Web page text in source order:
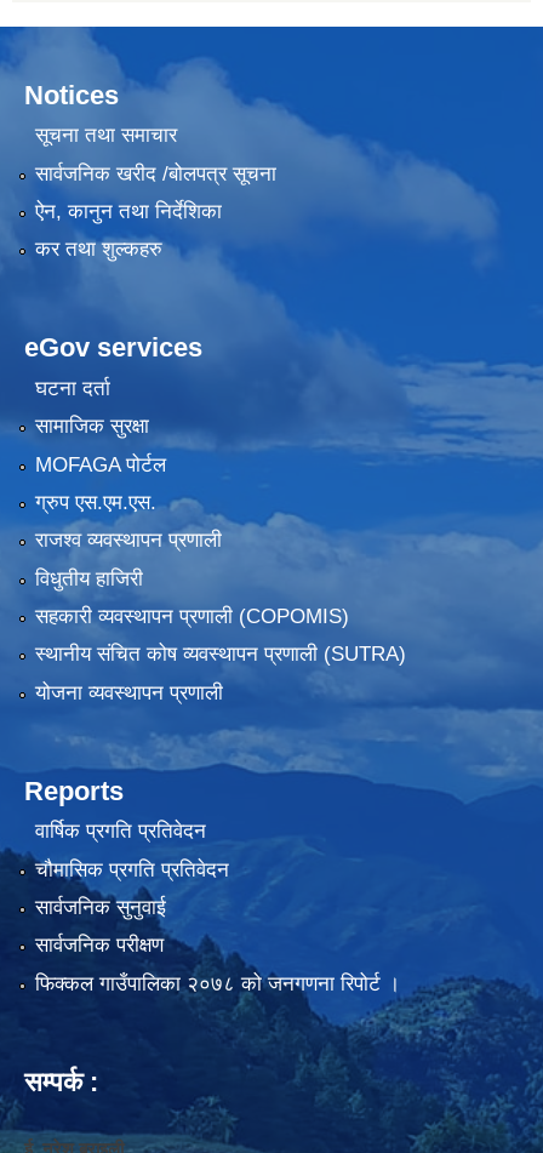
Notices
सूचना तथा समाचार
सार्वजनिक खरीद /बोलपत्र सूचना
ऐन, कानुन तथा निर्देशिका
कर तथा शुल्कहरु
eGov services
घटना दर्ता
सामाजिक सुरक्षा
MOFAGA पोर्टल
ग्रुप एस.एम.एस.
राजश्व व्यवस्थापन प्रणाली
विधुतीय हाजिरी
सहकारी व्यवस्थापन प्रणाली (COPOMIS)
स्थानीय संचित कोष व्यवस्थापन प्रणाली (SUTRA)
योजना व्यवस्थापन प्रणाली
Reports
वार्षिक प्रगति प्रतिवेदन
चौमासिक प्रगति प्रतिवेदन
सार्वजनिक सुनुवाई
सार्वजनिक परीक्षण
फिक्कल गाउँपालिका २०७८ को जनगणना रिपोर्ट ।
सम्पर्क :
ई. नरेश बराइली